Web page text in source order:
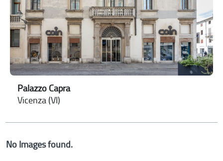
Palazzo Capra
Vicenza (VI)
No Images found.